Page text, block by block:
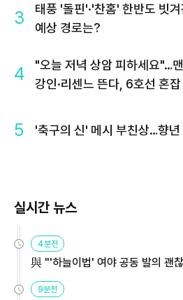
3
태풍 '돌핀'·'찬홈' 한반도 빗
예상 경로는?
4
"오늘 저녁 상암 피하세요"…
강인·리센느 뜬다, 6호선 혼
5 '축구의 신' 메시 부친상…향년
실시간 뉴스
4분전
與 "'하늘이법' 여야 공동 발의 괜
9분전